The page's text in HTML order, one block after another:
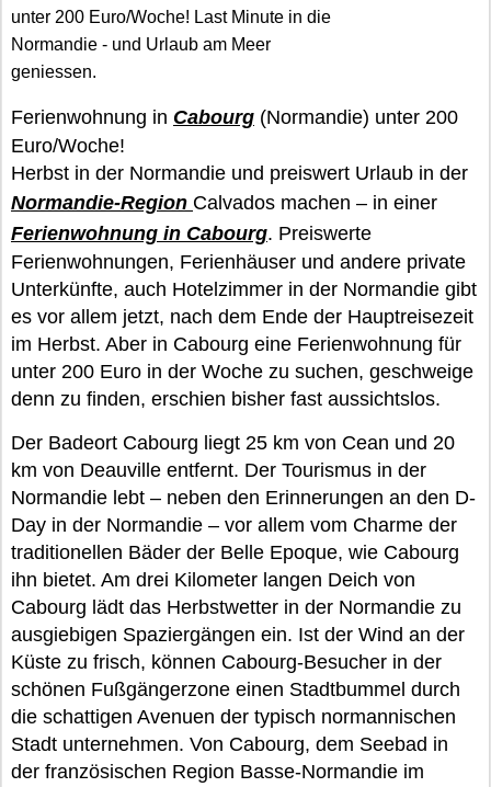
unter 200 Euro/Woche! Last Minute in die
Normandie - und Urlaub am Meer
geniessen.
Ferienwohnung in Cabourg (Normandie) unter 200
Euro/Woche!
Herbst in der Normandie und preiswert Urlaub in der
Normandie-Region Calvados machen – in einer
Ferienwohnung in Cabourg. Preiswerte
Ferienwohnungen, Ferienhäuser und andere private
Unterkünfte, auch Hotelzimmer in der Normandie gibt
es vor allem jetzt, nach dem Ende der Hauptreisezeit
im Herbst. Aber in Cabourg eine Ferienwohnung für
unter 200 Euro in der Woche zu suchen, geschweige
denn zu finden, erschien bisher fast aussichtslos.
Der Badeort Cabourg liegt 25 km von Cean und 20
km von Deauville entfernt. Der Tourismus in der
Normandie lebt – neben den Erinnerungen an den D-
Day in der Normandie – vor allem vom Charme der
traditionellen Bäder der Belle Epoque, wie Cabourg
ihn bietet. Am drei Kilometer langen Deich von
Cabourg lädt das Herbstwetter in der Normandie zu
ausgiebigen Spaziergängen ein. Ist der Wind an der
Küste zu frisch, können Cabourg-Besucher in der
schönen Fußgängerzone einen Stadtbummel durch
die schattigen Avenuen der typisch normannischen
Stadt unternehmen. Von Cabourg, dem Seebad in
der französischen Region Basse-Normandie im